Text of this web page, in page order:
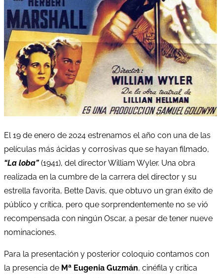
El 19 de enero de 2024 estrenamos el año con una de las
películas más ácidas y corrosivas que se hayan filmado,
“La loba”(1941), del director William Wyler. Una obra
realizada en la cumbre de la carrera del director y su
estrella favorita, Bette Davis, que obtuvo un gran éxito de
público y crítica, pero que sorprendentemente no se vió
recompensada con ningún Oscar, a pesar de tener nueve
nominaciones.
Para la presentación y posterior coloquio contamos con
la presencia de Mª Eugenia Guzmán, cinéfila y crítica